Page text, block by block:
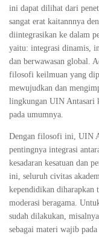
ini dapat dilihat dari
sangat erat kaitannnya
diintegrasikan ke dalam
yaitu: integrasi dinamis,
dan berwawasan global.
filosofi keilmuan yang
mewujudkan dan
lingkungan UIN Antasari
pada umumnya.
Dengan filosofi ini, UIN
pentingnya integrasi
kesadaran kesatuan dan
ini, seluruh civitas
kependidikan diharapkan
moderasi beragama.
sudah dilakukan,
sebagai materi wajib